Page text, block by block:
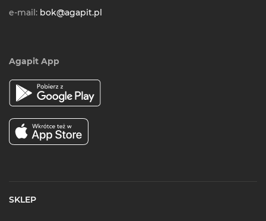
e-mail: bok@agapit.pl
Agapit App
SKLEP